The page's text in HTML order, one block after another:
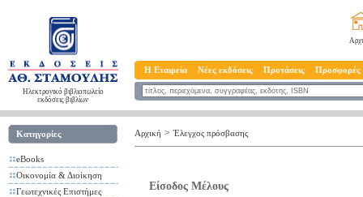
Ηλεκτρονικό βιβλιοπωλείο
εκδόσεις βιβλίων
Η Εταιρεία Νέες εκδόσεις Προτάσεις Προσφορές
Κατηγορίες
eBooks
Οικονομία & Διοίκηση
Γεωτεχνικές Επιστήμες
Αρχική > Έλεγχος πρόσβασης
Είσοδος Μέλους